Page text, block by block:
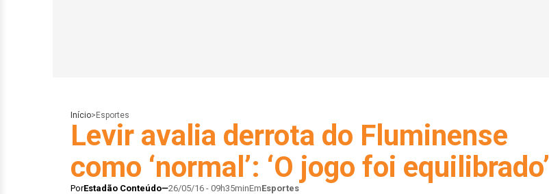
Início> Esportes
Levir avalia derrota do Fluminense
como ‘normal’: ‘O jogo foi equilibrado’
PorEstadão Conteúdo 26/05/16 - 09h35minEmEsportes